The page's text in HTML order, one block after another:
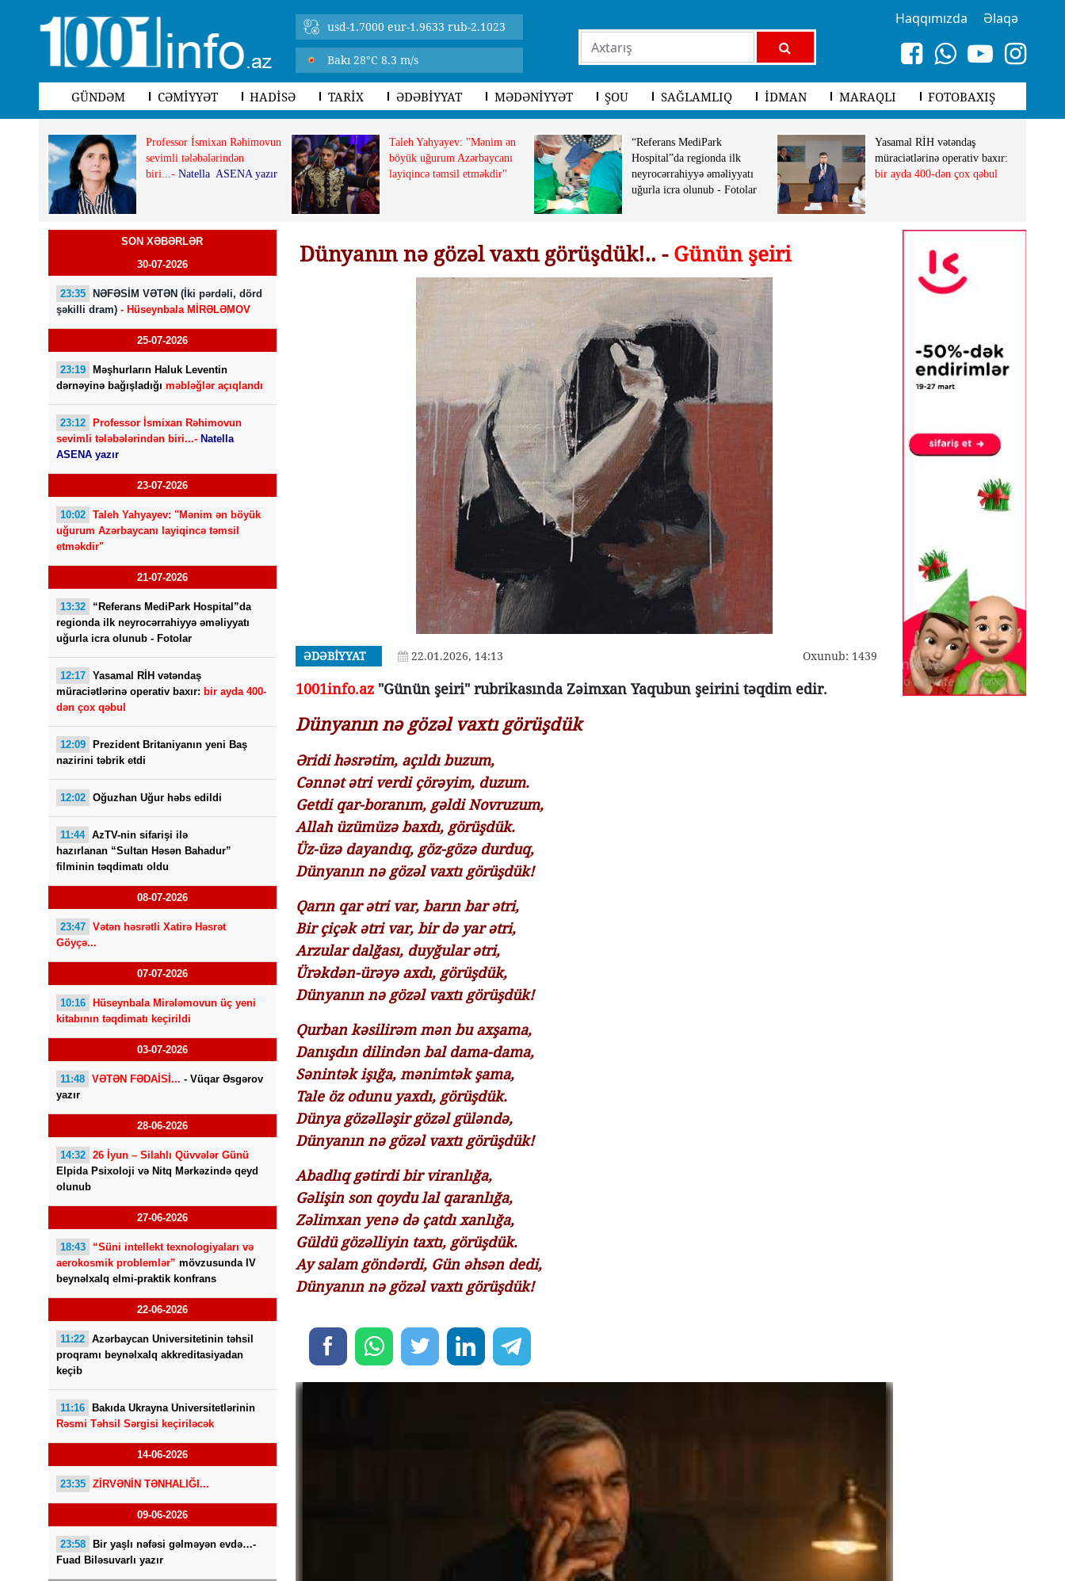
usd-1.7000 eur-1.9633 rub-2.1023
Bakı 28°C 8.3 m/s
Haqqımızda Əlaqə
GÜNDƏM CƏMİYYƏT HADİSƏ TARİX ƏDƏBİYYAT MƏDƏNİYYƏT ŞOU SAĞLAMLIQ İDMAN MARAQLI FOTOBAXIŞ
Professor İsmixan Rəhimovun
sevimli tələbələrindən
biri...- Natella ASENA yazır
Taleh Yahyayev: "Mənim ən
böyük uğurum Azərbaycanı
layiqincə təmsil etməkdir"
“Referans MediPark
Hospital”da regionda ilk
neyrocərrahiyyə əməliyyatı
uğurla icra olunub - Fotolar
Yasamal RİH vətəndaş
müraciətlərinə operativ baxır:
bir ayda 400-dən çox qəbul
SON XƏBƏRLƏR
30-07-2026
23:35
NƏFƏSİM VƏTƏN (İki pərdəli, dörd
şəkilli dram) - Hüseynbala MİRƏLƏMOV
25-07-2026
23:19
Məşhurların Haluk Leventin
dərnəyinə bağışladığı məbləğlər açıqlandı
23:12
Professor İsmixan Rəhimovun
sevimli tələbələrindən biri...- Natella
ASENA yazır
23-07-2026
10:02 Taleh Yahyayev: "Mənim ən böyük
uğurum Azərbaycanı layiqincə təmsil
etməkdir"
21-07-2026
13:32
“Referans MediPark Hospital”da
regionda ilk neyrocərrahiyyə əməliyyatı
uğurla icra olunub - Fotolar
12:17 Yasamal RİH vətəndaş
müraciətlərinə operativ baxır: bir ayda 400-
dən çox qəbul
12:09
Prezident Britaniyanın yeni Baş
nazirini təbrik etdi
12:02 Oğuzhan Uğur həbs edildi
11:44 AzTV-nin sifarişi ilə
hazırlanan “Sultan Həsən Bahadur”
filminin təqdimatı oldu
08-07-2026
23:47 Vətən həsrətli Xatirə Həsrət
Göyçə...
07-07-2026
10:16
Hüseynbala Mirələmovun üç yeni
kitabının təqdimatı keçirildi
03-07-2026
11:48 VƏTƏN FƏDAİSİ... - Vüqar Əsgərov
yazır
28-06-2026
14:32 26 İyun – Silahlı Qüvvələr Günü
Elpida Psixoloji və Nitq Mərkəzində qeyd
olunub
27-06-2026
18:43
“Süni intellekt texnologiyaları və
aerokosmik problemlər” mövzusunda IV
beynəlxalq elmi-praktik konfrans
22-06-2026
11:22 Azərbaycan Universitetinin təhsil
proqramı beynəlxalq akkreditasiyadan
keçib
11:16
Bakıda Ukrayna Universitetlərinin
Rəsmi Təhsil Sərgisi keçiriləcək
14-06-2026
23:35 ZİRVƏNİN TƏNHALIĞI...
09-06-2026
23:58
Bir yaşlı nəfəsi gəlməyən evdə…-
Fuad Biləsuvarlı yazır
Dünyanın nə gözəl vaxtı görüşdük!.. -Günün şeiri
ƏDƏBİYYAT 22.01.2026, 14:13 Oxunub: 1439
1001info.az"Günün şeiri" rubrikasında Zəimxan Yaqubun şeirini təqdim edir.
Dünyanın nə gözəl vaxtı görüşdük
Əridi həsrətim, açıldı buzum,
Cənnət ətri verdi çörəyim, duzum.
Getdi qar-boranım, gəldi Novruzum,
Allah üzümüzə baxdı, görüşdük.
Üz-üzə dayandıq, göz-gözə durduq,
Dünyanın nə gözəl vaxtı görüşdük!
Qarın qar ətri var, barın bar ətri,
Bir çiçək ətri var, bir də yar ətri,
Arzular dalğası, duyğular ətri,
Ürəkdən-ürəyə axdı, görüşdük,
Dünyanın nə gözəl vaxtı görüşdük!
Qurban kəsilirəm mən bu axşama,
Danışdın dilindən bal dama-dama,
Sənintək işığa, mənimtək şama,
Tale öz odunu yaxdı, görüşdük.
Dünya gözəlləşir gözəl güləndə,
Dünyanın nə gözəl vaxtı görüşdük!
Abadlıq gətirdi bir viranlığa,
Gəlişin son qoydu lal qaranlığa,
Zəlimxan yenə də çatdı xanlığa,
Güldü gözəlliyin taxtı, görüşdük.
Ay salam göndərdi, Gün əhsən dedi,
Dünyanın nə gözəl vaxtı görüşdük!